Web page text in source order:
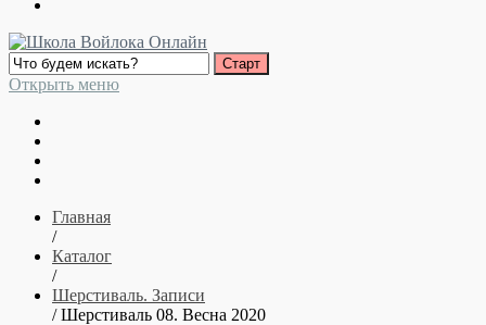
Открыть меню
Главная
/
Каталог
/
Шерстиваль. Записи
/ Шерстиваль 08. Весна 2020